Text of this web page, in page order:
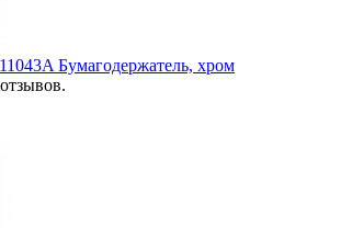
Бумагодержатель, хром